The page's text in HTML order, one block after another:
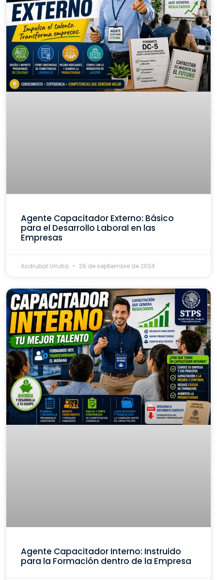
Agente Capacitador Externo: Básico
para el Desarrollo Laboral en las
Empresas
Asdrubal Urrutia 26 de septiembre de 2024
Agente Capacitador Interno: Instruido
para la Formación dentro de la Empresa